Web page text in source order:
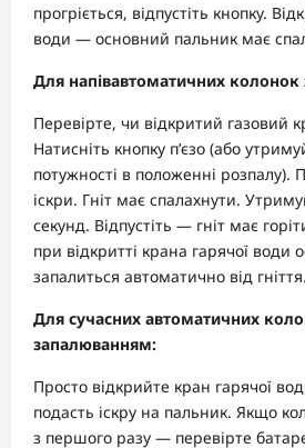
прогріється, відпустіть кнопку.
води — основний пальник має
Для напівавтоматичних колонок
Перевірте, чи відкритий газовий
Натисніть кнопку п’єзо (або
потужності в положенні розпалу).
іскри. Гніт має спалахнути.
секунд. Відпустіть — гніт має
при відкритті крана гарячої води
запалиться автоматично від гніття.
Для сучасних автоматичних
запалюванням:
Просто відкрийте кран гарячої
подасть іскру на пальник. Якщо
з першого разу — перевірте